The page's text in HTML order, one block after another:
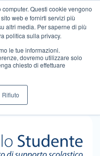
Questi cookie vengono
web e fornirti servizi più
altri media. Per saperne di più
politica sulla privacy.
le tue informazioni.
dovremo utilizzare solo
chiesto di effettuare
Rifiuto